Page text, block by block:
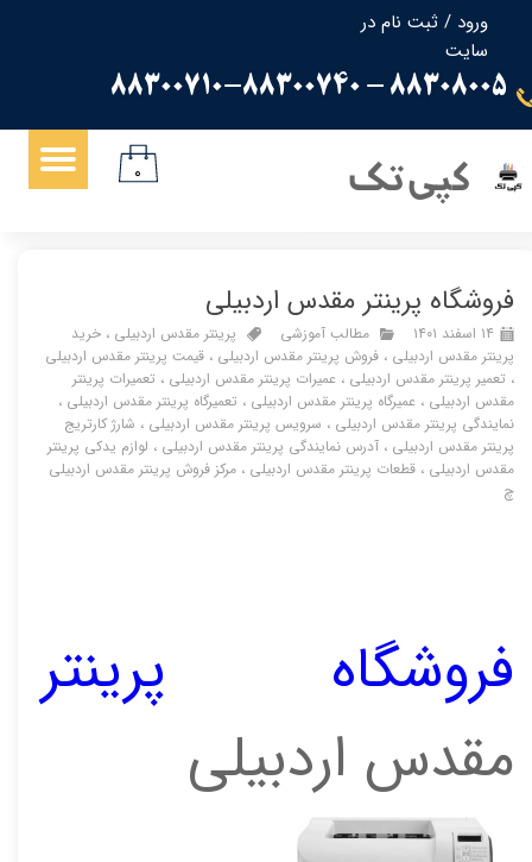
ورود / ثبت نام در
سایت
حساب کاربری من
تغییر گذر واژه
سفارشات
88308005 - 88300710-88300740
کپی تک ۰
فروشگاه پرینتر مقدس اردبیلی
۱۴ اسفند ۱۴۰۱ مطالب آموزشی پرینتر مقدس اردبیلی ، خرید
پرینتر مقدس اردبیلی ، فروش پرینتر مقدس اردبیلی ، قیمت پرینتر مقدس اردبیلی
، تعمیر پرینتر مقدس اردبیلی ، عمیرات پرینتر مقدس اردبیلی ، تعمیرات پرینتر
مقدس اردبیلی ، عمیرگاه پرینتر مقدس اردبیلی ، تعمیرگاه پرینتر مقدس اردبیلی ،
نمایندگی پرینتر مقدس اردبیلی ، سرویس پرینتر مقدس اردبیلی ، شارژ کارتریج
پرینتر مقدس اردبیلی ، آدرس نمایندگی پرینتر مقدس اردبیلی ، لوازم یدکی پرینتر
مقدس اردبیلی ، قطعات پرینتر مقدس اردبیلی ، مرکز فروش پرینتر مقدس اردبیلی
چ
فروشگاه پرینتر
مقدس اردبیلی